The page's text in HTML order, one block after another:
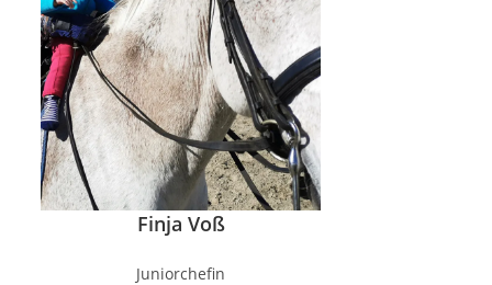
Finja Voß
Juniorchefin